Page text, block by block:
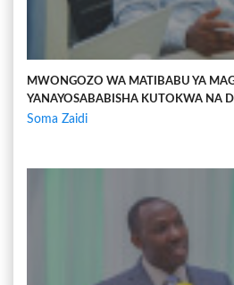
MWONGOZO WA MATIBABU YA
YANAYOSABABISHA KUTOKWA NA
Soma Zaidi